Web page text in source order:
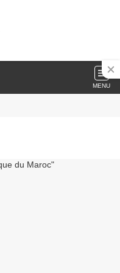
MENU